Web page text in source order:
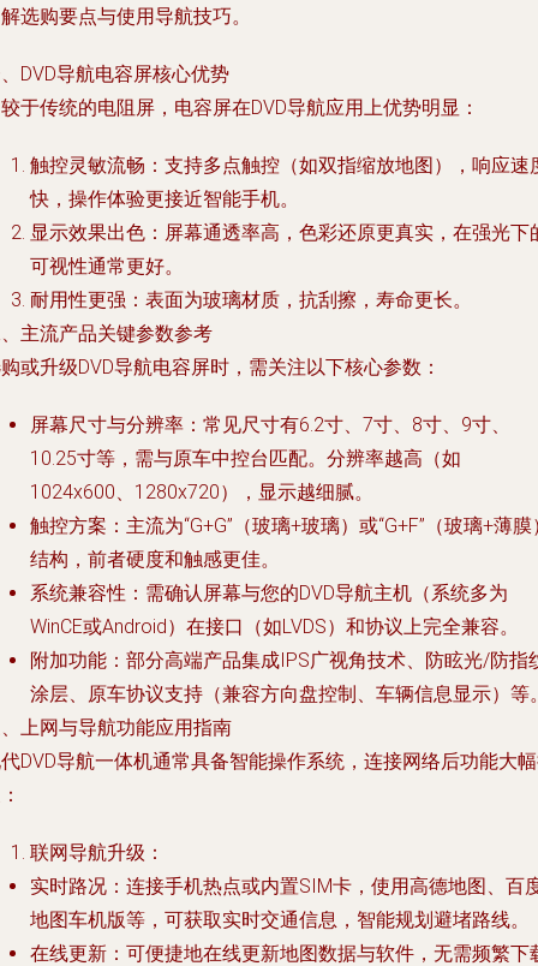
选购要点与使用导航技巧。
DVD导航电容屏核心优势
于传统的电阻屏，电容屏在DVD导航应用上优势明显：
触控灵敏流畅 ：支持多点触控（如双指缩放地图），响应速
快，操作体验更接近智能手机。
显示效果出色 ：屏幕通透率高，色彩还原更真实，在强光下
可视性通常更好。
耐用性更强 ：表面为玻璃材质，抗刮擦，寿命更长。
主流产品关键参数参考
或升级DVD导航电容屏时，需关注以下核心参数：
屏幕尺寸与分辨率 ：常见尺寸有6.2寸、7寸、8寸、9寸、
10.25寸等，需与原车中控台匹配。分辨率越高（如
1024x600、1280x720），显示越细腻。
触控方案 ：主流为“G+G”（玻璃+玻璃）或“G+F”（玻璃+薄膜
结构，前者硬度和触感更佳。
系统兼容性 ：需确认屏幕与您的DVD导航主机（系统多为
WinCE或Android）在接口（如LVDS）和协议上完全兼容。
附加功能 ：部分高端产品集成IPS广视角技术、防眩光/防指
涂层、原车协议支持（兼容方向盘控制、车辆信息显示）等
上网与导航功能应用指南
DVD导航一体机通常具备智能操作系统，连接网络后功能大
联网导航升级 ：
实时路况 ：连接手机热点或内置SIM卡，使用高德地图、百
地图车机版等，可获取实时交通信息，智能规划避堵路线。
在线更新 ：可便捷地在线更新地图数据与软件，无需频繁下